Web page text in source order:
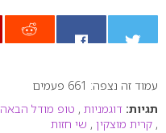
0עמוד זה נצפה: 661 פעמים
תגיות: דוגמניות , טופ מודל הבאה
, קרית מוצקין , שי חזות